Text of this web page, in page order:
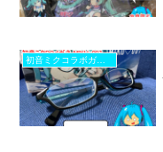
初音ミクコラボガジェット